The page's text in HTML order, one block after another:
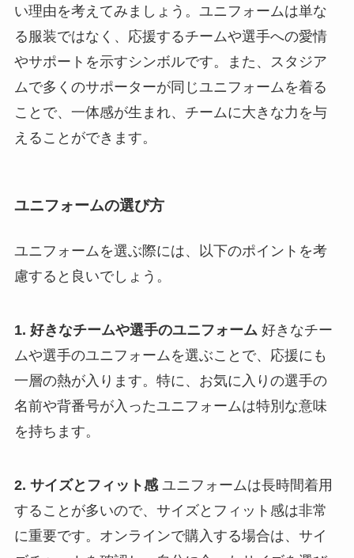
い理由を考えてみましょう。ユニフォームは単な
る服装ではなく、応援するチームや選手への愛情
やサポートを示すシンボルです。また、スタジア
ムで多くのサポーターが同じユニフォームを着る
ことで、一体感が生まれ、チームに大きな力を与
えることができます。
ユニフォームの選び方
ユニフォームを選ぶ際には、以下のポイントを考
慮すると良いでしょう。
1. 好きなチームや選手のユニフォーム 好きなチー
ムや選手のユニフォームを選ぶことで、応援にも
一層の熱が入ります。特に、お気に入りの選手の
名前や背番号が入ったユニフォームは特別な意味
を持ちます。
2. サイズとフィット感ユニフォームは長時間着用
することが多いので、サイズとフィット感は非常
に重要です。オンラインで購入する場合は、サイ